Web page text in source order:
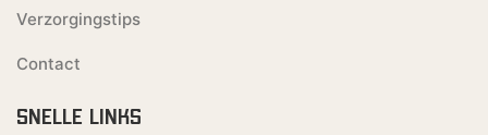
Verzorgingstips
Contact
SNELLE LINKS